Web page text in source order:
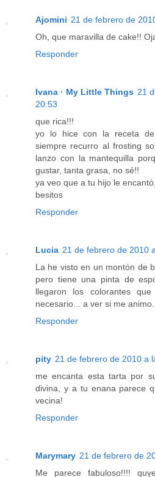
Ajomini 21 de febrero de
Oh, que maravilla de cake!!
Responder
Ivana · My Little Things 21
20:53
que rica!!!
yo lo hice con la receta
siempre recurro al frosting
lanzo con la mantequilla
gustar, tanta grasa, no sé!!
ya veo que a tu hijo le
besitos
Responder
Lucia 21 de febrero de 2010
La he visto en un montón de
pero tiene una pinta de
llegaron los colorantes
necesario... a ver si me
Responder
pity 21 de febrero de 2010 a
me encanta esta tarta por
divina, y a tu enana parece
vecina!
Responder
Marymary 21 de febrero de
Me parece fabuloso!!!!